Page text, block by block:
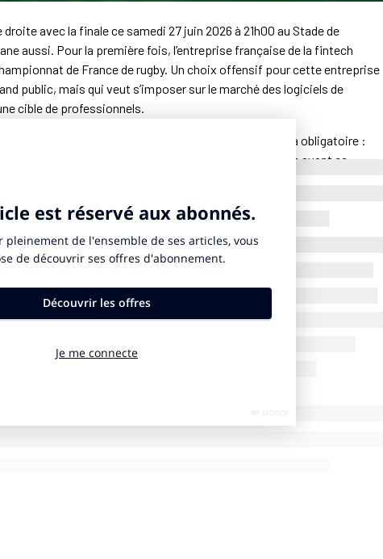
avec la finale ce samedi 27 juin 2026 à 21h00 au Stade de
aussi. Pour la première fois, l’entreprise française de la fintech
de France de rugby. Un choix offensif pour cette entreprise
public, mais qui veut s’imposer sur le marché des logiciels de
cible de professionnels.
nom. À partir de 2026, la facturation électronique sera obligatoire :
s’équiper. Pennylane veut justement être identifiée avant ce
de jeu.
le sport comme levier de communication ?
de comptabilité et de gestion. Nous sommes à l’aube d’un
de la facturation électronique va obliger toutes les entreprises
un déficit de notoriété à combler. Mon objectif est de construire
tant financièrement qu’humainement : un tel partenariat nécessite
réellement. Ce qui nous a séduits avec la ligue nationale de